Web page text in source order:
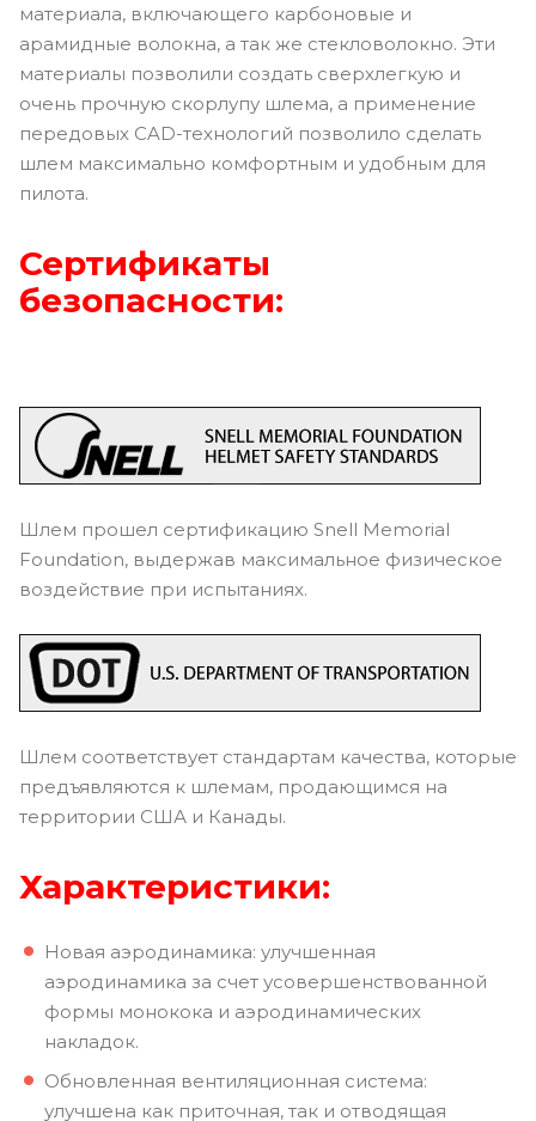
материала, включающего карбоновые и
арамидные волокна, а так же стекловолокно. Эти
материалы позволили создать сверхлегкую и
очень прочную скорлупу шлема, а применение
передовых CAD-технологий позволило сделать
шлем максимально комфортным и удобным для
пилота.
Сертификаты
безопасности:
Шлем прошел сертификацию Snell Memorial
Foundation, выдержав максимальное физическое
воздействие при испытаниях.
Шлем соответствует стандартам качества, которые
предъявляются к шлемам, продающимся на
территории США и Канады.
Характеристики:
Новая аэродинамика: улучшенная
аэродинамика за счет усовершенствованной
формы монокока и аэродинамических
накладок.
Обновленная вентиляционная система:
улучшена как приточная, так и отводящая